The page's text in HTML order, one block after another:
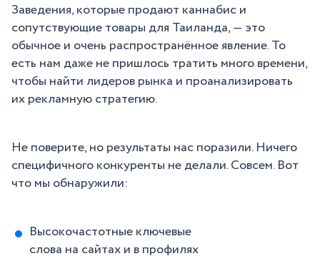
Заведения, которые продают каннабис и
сопутствующие товары для Таиланда, — это
обычное и очень распространённое явление. То
есть нам даже не пришлось тратить много времени,
чтобы найти лидеров рынка и проанализировать
их рекламную стратегию.
Не поверите, но результаты нас поразили. Ничего
специфичного конкуренты не делали. Совсем. Вот
что мы обнаружили:
Высокочастотные ключевые
слова на сайтах и в профилях